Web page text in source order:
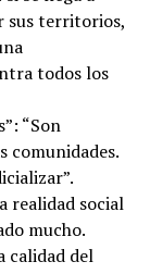
sus territorios,
todos los
“Son
comunidades.
realidad social
mucho.
calidad del